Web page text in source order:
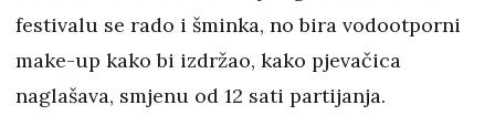
festivalu se rado i šminka, no bira vodootporni
make-up kako bi izdržao, kako pjevačica
naglašava, smjenu od 12 sati partijanja.